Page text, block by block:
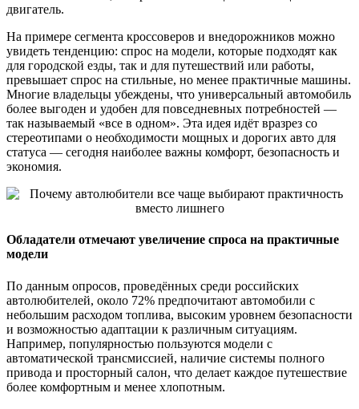
двигатель.
На примере сегмента кроссоверов и внедорожников можно
увидеть тенденцию: спрос на модели, которые подходят как
для городской езды, так и для путешествий или работы,
превышает спрос на стильные, но менее практичные машины.
Многие владельцы убеждены, что универсальный автомобиль
более выгоден и удобен для повседневных потребностей —
так называемый «все в одном». Эта идея идёт вразрез со
стереотипами о необходимости мощных и дорогих авто для
статуса — сегодня наиболее важны комфорт, безопасность и
экономия.
Обладатели отмечают увеличение спроса на практичные
модели
По данным опросов, проведённых среди российских
автолюбителей, около 72% предпочитают автомобили с
небольшим расходом топлива, высоким уровнем безопасности
и возможностью адаптации к различным ситуациям.
Например, популярностью пользуются модели с
автоматической трансмиссией, наличие системы полного
привода и просторный салон, что делает каждое путешествие
более комфортным и менее хлопотным.